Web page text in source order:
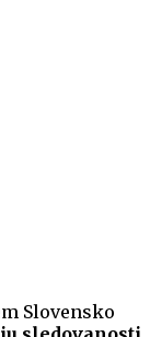
Slovensko